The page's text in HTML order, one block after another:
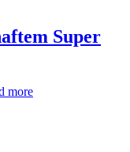
Super
more